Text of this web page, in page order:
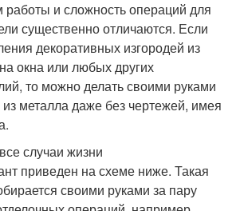
работы и сложность операций для
существенно отличаются. Если
декоративных изгородей из
окна или любых других
то можно делать своими руками
металла даже без чертежей, имея
случаи жизни
приведен на схеме ниже. Такая
своими руками за пару